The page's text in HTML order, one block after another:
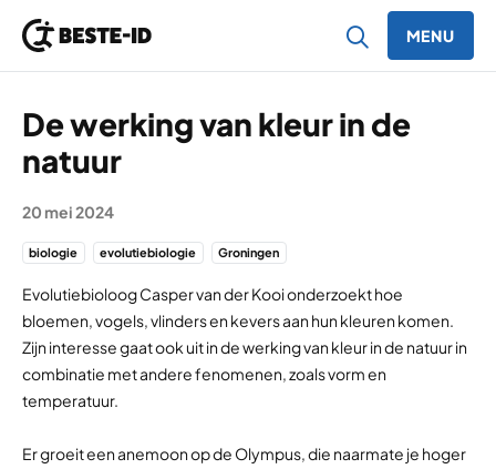
MENU
De werking van kleur in de
natuur
20 mei 2024
biologie evolutiebiologie Groningen
Evolutiebioloog Casper van der Kooi onderzoekt hoe
bloemen, vogels, vlinders en kevers aan hun kleuren komen.
Zijn interesse gaat ook uit in de werking van kleur in de natuur in
combinatie met andere fenomenen, zoals vorm en
temperatuur.
Er groeit een anemoon op de Olympus, die naarmate je hoger